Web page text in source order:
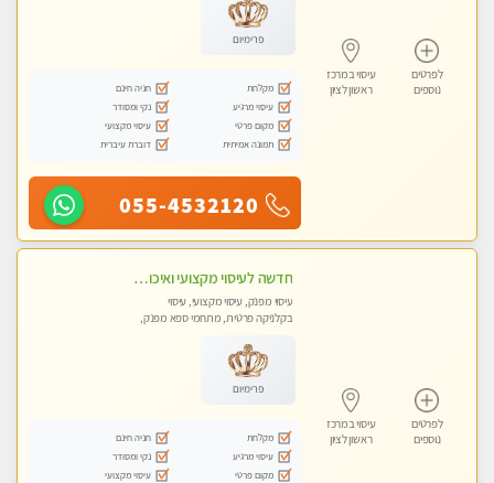
לפרטים
נוספים
עיסוי במרכז
ראשון לציון
פרימיום
מקלחת
חניה חינם
עיסוי מרגיע
נקי ומסודר
מקום פרטי
עיסוי מקצועי
תמונה אמיתית
דוברת עיברית
055-4532120
לפרטים
נוספים
עיסוי במרכז
ראשון לציון
חדשה לעיסוי מקצועי ואיכותי מומלץ מאוד!! ממתינה לך שתגיע בוא ותבין מזה עיסוי מפנק …
עיסוי מפנק, עיסוי מקצועי, עיסוי
בקלניקה פרטית, מתחמי ספא מפנק,
פרימיום
מקלחת
חניה חינם
עיסוי מרגיע
נקי ומסודר
מקום פרטי
עיסוי מקצועי